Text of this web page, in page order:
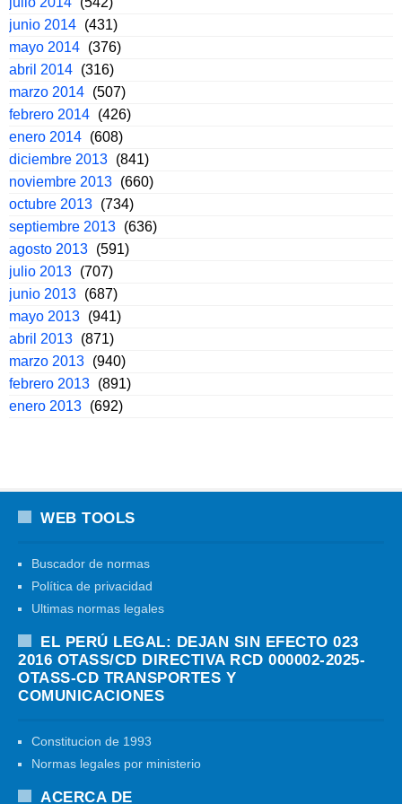
junio 2014 (431)
mayo 2014 (376)
abril 2014 (316)
marzo 2014 (507)
febrero 2014 (426)
enero 2014 (608)
diciembre 2013 (841)
noviembre 2013 (660)
octubre 2013 (734)
septiembre 2013 (636)
agosto 2013 (591)
julio 2013 (707)
junio 2013 (687)
mayo 2013 (941)
abril 2013 (871)
marzo 2013 (940)
febrero 2013 (891)
enero 2013 (692)
WEB TOOLS
Buscador de normas
Política de privacidad
Ultimas normas legales
EL PERÚ LEGAL: DEJAN SIN EFECTO 023
2016 OTASS/CD DIRECTIVA RCD 000002-2025-
OTASS-CD TRANSPORTES Y
COMUNICACIONES
Constitucion de 1993
Normas legales por ministerio
ACERCA DE